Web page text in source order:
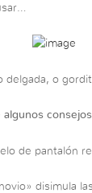
delgada, o
algunos
de pantalón
disimula